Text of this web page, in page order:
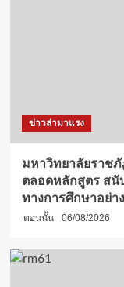
ข่าวล่ามาแรง
มหาวิทยาลัยราช
ตลอดหลักสูตร สนั
ทางการศึกษาอย่า
ตอนนั้น 06/08/2026